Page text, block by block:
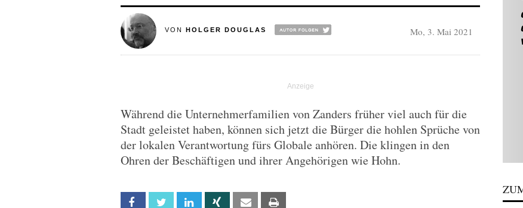
VON HOLGER DOUGLAS Mo, 3. Mai 2021
Während die Unternehmerfamilien von Zanders früher viel auch für die
Stadt geleistet haben, können sich jetzt die Bürger die hohlen Sprüche von
der lokalen Verantwortung fürs Globale anhören. Die klingen in den
Ohren der Beschäftigen und ihrer Angehörigen wie Hohn.
Facebook Twitter Linkedin Xing Email